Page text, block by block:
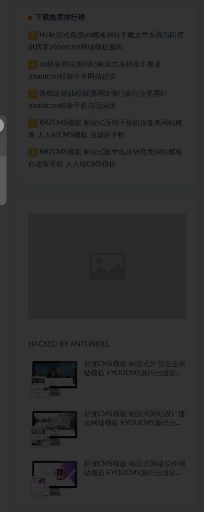
下载热度排行榜
1
H5响应式免费pb模板网站下载文章系统新闻资
讯博客pbootcms网站模板源码
2
pb模板网站源码h5响应式座椅推车餐桌
pbootcms模板企业网站建设
3
装饰建材pb模版源码装修门窗行业类网站
pbootcms模板手机自适应版
4
RRZCMS模板 响应式压缩干燥机设备类网站模
板 人人站CMS模板 自适应手机
5
RRZCMS模板 响应式医学临床研究类网站模板
自适应手机 人人站CMS模板
HACKED BY ANTONKILL
易优CMS模板 响应式外贸企业网
站模板 EYOUCMS源码自适应手
易优CMS模板 响应式网站设计建
设网站模板 EYOUCMS源码自适
易优CMS模板 响应式网络软件网
站模板 EYOUCMS源码自适应手